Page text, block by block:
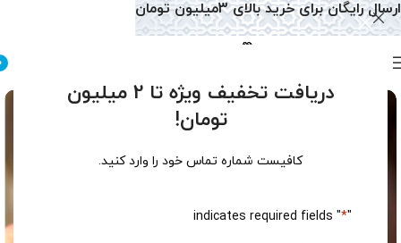
دریافت تخفیف ویژه تا 2 میلیون
تومان!
کافیست شماره تماس خود را وارد کنید.
"
*
" indicates required fields
ارسال رایگان برای خرید بالای 3میلیون تومان